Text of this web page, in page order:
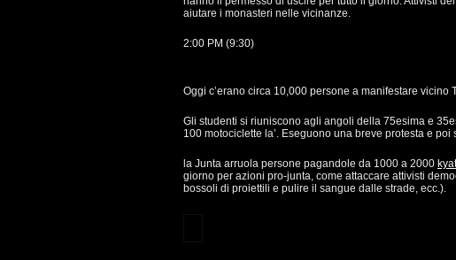
aiutare i monasteri nelle vicinanze.
2:00 PM (9:30)
Oggi c’erano circa 10,000 persone a manifestare vicino
Gli studenti si riuniscono agli angoli della 75esima e
100 motociclette la’. Eseguono una breve protesta e poi
la Junta arruola persone pagandole da 1000 a 2000
giorno per azioni pro-junta, come attaccare attivisti
bossoli di proiettili e pulire il sangue dalle strade, ecc.).